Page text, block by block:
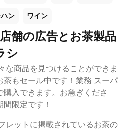
ン ワイン
舗の広告とお茶製品
シ
な商品を見つけることができま
茶もセール中です！業務 スーパ
入できます。お急ぎくださ
限定です！
レットに掲載されているお茶の